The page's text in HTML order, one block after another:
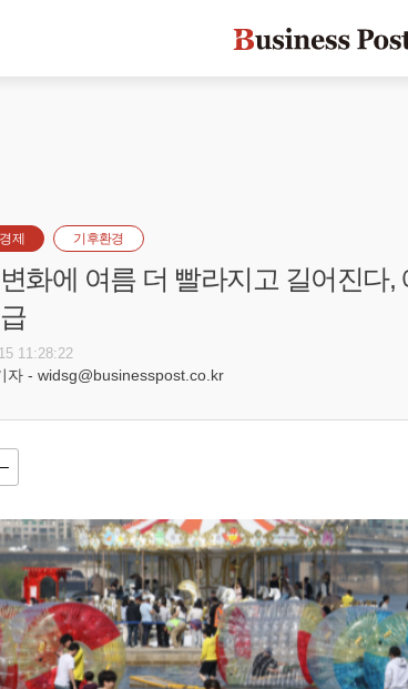
제 기후환경
화에 여름 더 빨라지고 길어진다,
11:28:22
자 - widsg@businesspost.co.kr